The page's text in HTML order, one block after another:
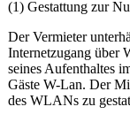
(1) Gestattung zur
Der Vermieter
Internetzugang über
seines Aufenthaltes
Gäste W-Lan. Der
des WLANs zu